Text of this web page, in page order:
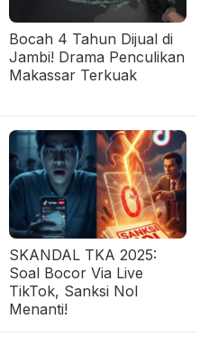
Bocah 4 Tahun Dijual di
Jambi! Drama Penculikan
Makassar Terkuak
SKANDAL TKA 2025:
Soal Bocor Via Live
TikTok, Sanksi Nol
Menanti!